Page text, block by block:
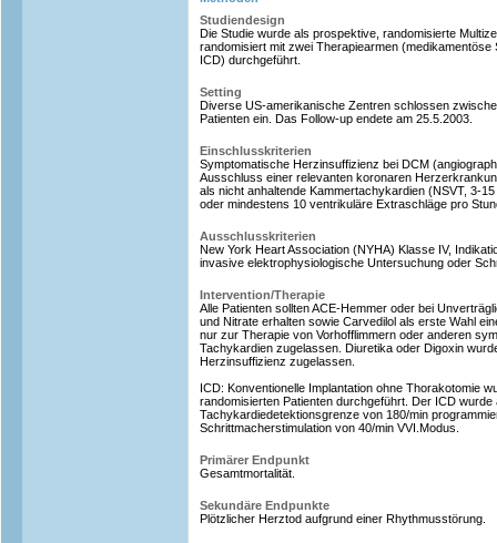
Studiendesign
Die Studie wurde als prospektive, randomisierte
randomisiert mit zwei Therapiearmen (medikamentöse
ICD) durchgeführt.
Setting
Diverse US-amerikanische Zentren schlossen
Patienten ein. Das Follow-up endete am 25.5.2003.
Einschlusskriterien
Symptomatische Herzinsuffizienz bei DCM
Ausschluss einer relevanten koronaren
als nicht anhaltende Kammertachykardien (NSVT, 3-
oder mindestens 10 ventrikuläre Extraschläge pro
Ausschlusskriterien
New York Heart Association (NYHA) Klasse IV,
invasive elektrophysiologische Untersuchung oder
Intervention/Therapie
Alle Patienten sollten ACE-Hemmer oder bei
und Nitrate erhalten sowie Carvedilol als erste Wahl
nur zur Therapie von Vorhofflimmern oder anderen
Tachykardien zugelassen. Diuretika oder Digoxin
Herzinsuffizienz zugelassen.
ICD: Konventionelle Implantation ohne Thorakotomie
randomisierten Patienten durchgeführt. Der ICD wurde
Tachykardiedetektionsgrenze von 180/min
Schrittmacherstimulation von 40/min VVI.Modus.
Primärer Endpunkt
Gesamtmortalität.
Sekundäre Endpunkte
Plötzlicher Herztod aufgrund einer Rhythmusstörung.